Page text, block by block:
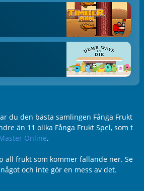
du den bästa samlingen Fånga Frukt
än 11 olika Fånga Frukt Spel, som t
Online.
all frukt som kommer fallande ner. Se
och inte gör en mess av det.